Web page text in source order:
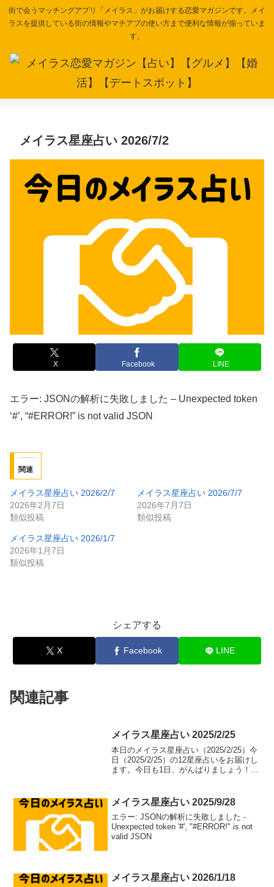
街で会うマッチングアプリ「メイラス」がお届けする恋愛マガジンです。メイ
ラスを提供している街の情報やマチアプの使い方まで便利な情報が揃っていま
す。
メイラス星座占い 2026/7/2
X Facebook LINE
エラー: JSONの解析に失敗しました – Unexpected token
‘#’, “#ERROR!” is not valid JSON
関連
メイラス星座占い 2026/2/7
2026年2月7日
類似投稿
メイラス星座占い 2026/7/7
2026年7月7日
類似投稿
メイラス星座占い 2026/1/7
2026年1月7日
類似投稿
シェアする
X Facebook LINE
関連記事
メイラス星座占い 2025/2/25
本日のメイラス星座占い（2025/2/25）今
日（2025/2/25）の12星座占いをお届けし
ます。今日も1日、がんばりましょう！牡
ーチで恋のチャ...
メイラス星座占い 2025/9/28
エラー: JSONの解析に失敗しました -
Unexpected token '#', "#ERROR!" is not
valid JSON
メイラス星座占い 2026/1/18